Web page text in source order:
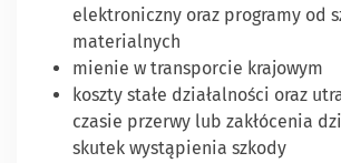
elektroniczny oraz programy od
materialnych
mienie w transporcie krajowym
koszty stałe działalności oraz
czasie przerwy lub zakłócenia
skutek wystąpienia szkody